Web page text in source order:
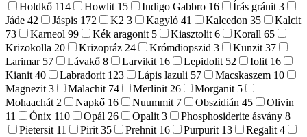
Holdkő 114 Howlit 15 Indigo Gabbro 16 Írás gránit3
Jáde 42 Jáspis 172 K2 3 Kagyló 41 Kalcedon 35
Kalcit
73
Karneol 99 Kék aragonit 5 Kiasztolit6 Korall 65
Krizokolla 20 Krizopráz 24 Krómdiopszid 3 Kunzit37
Larimar 57 Lávakő 8 Larvikit 16 Lepidolit 52 Iolit 16
Kianit40 Labradorit 123 Lápis lazuli 57 Macskaszem 10
Magnezit3 Malachit 74 Merlinit26 Morganit 5
Mohaachát2 Napkő 16 Nuummit 7 Obszidián 45
Olivin
11
Ónix 110 Opál 26 Opalit3 Phosphosiderite ásvány 8
Pietersit 11 Pirit35 Prehnit 16 Purpurit 13 Regalit4